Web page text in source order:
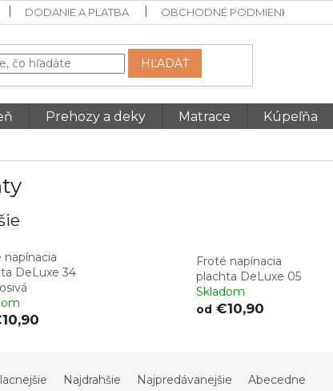
DODANIE A PLATBA OBCHODNÉ PODMIENKY
HĽADAŤ
Prehozy a deky Matrace Kúpeľňa
napínacia
DeLuxe 34
Froté napínacia
plachta DeLuxe 05
Skladom
od €10,90
Najdrahšie Najpredávanejšie Abecedne